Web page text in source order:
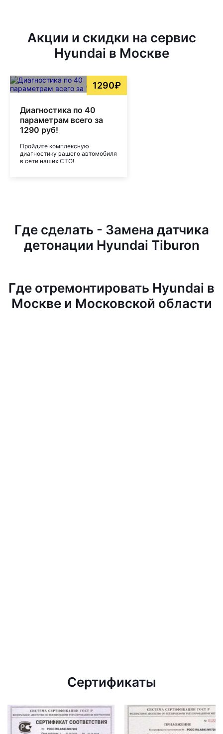
Акции и скидки на сервис
Hyundai в Москве
1290₽
Диагностика по 40
параметрам всего за
1290 руб!
Пройдите комплексную
диагностику вашего автомобиля
в сети наших СТО!
Где сделать - Замена датчика
детонации Hyundai Tiburon
Где отремонтировать Hyundai в
Москве и Московской области
Сертификаты